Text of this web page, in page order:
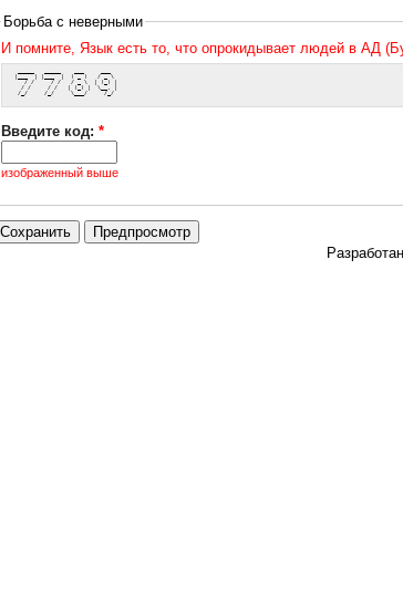
Борьба с неверными
И помните, Язык есть то, что опрокидывает людей в АД
|___  | |___  |  ( _ )   / _ \
    / /     / /   / _ \  | (_) |
   / /     / /   | (_) |  \__, |
  /_/     /_/     \___/     /_/
Введите код:*
изображенный выше